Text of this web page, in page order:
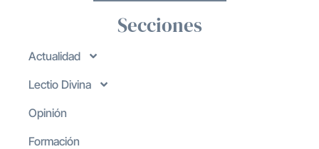
Secciones
Actualidad
Lectio Divina
Opinión
Formación